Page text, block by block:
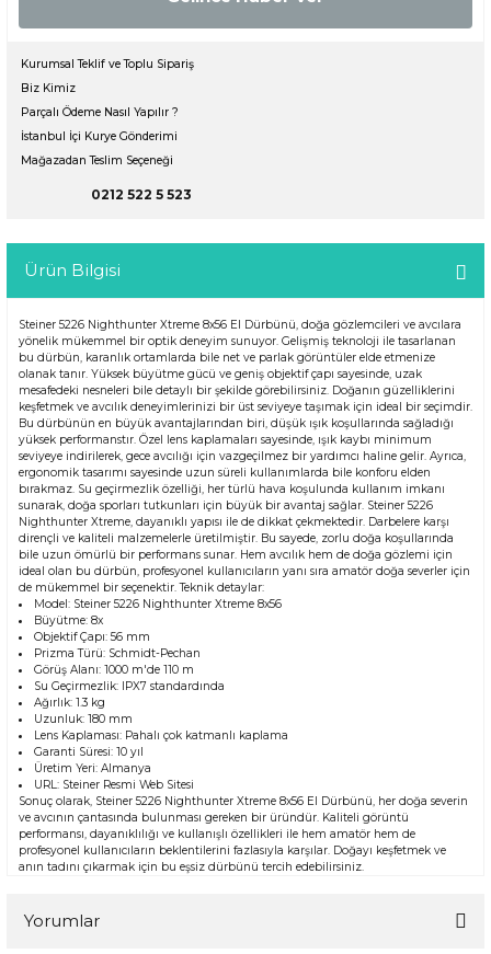
Kurumsal Teklif ve Toplu Sipariş
Biz Kimiz
Parçalı Ödeme Nasıl Yapılır ?
İstanbul İçi Kurye Gönderimi
Mağazadan Teslim Seçeneği
0212 522 5 523
Ürün Bilgisi
Steiner 5226 Nighthunter Xtreme 8x56 El Dürbünü, doğa gözlemcileri ve avcılara
yönelik mükemmel bir optik deneyim sunuyor. Gelişmiş teknoloji ile tasarlanan
bu dürbün, karanlık ortamlarda bile net ve parlak görüntüler elde etmenize
olanak tanır. Yüksek büyütme gücü ve geniş objektif çapı sayesinde, uzak
mesafedeki nesneleri bile detaylı bir şekilde görebilirsiniz. Doğanın güzelliklerini
keşfetmek ve avcılık deneyimlerinizi bir üst seviyeye taşımak için ideal bir seçimdir.
Bu dürbünün en büyük avantajlarından biri, düşük ışık koşullarında sağladığı
yüksek performanstır. Özel lens kaplamaları sayesinde, ışık kaybı minimum
seviyeye indirilerek, gece avcılığı için vazgeçilmez bir yardımcı haline gelir. Ayrıca,
ergonomik tasarımı sayesinde uzun süreli kullanımlarda bile konforu elden
bırakmaz. Su geçirmezlik özelliği, her türlü hava koşulunda kullanım imkanı
sunarak, doğa sporları tutkunları için büyük bir avantaj sağlar. Steiner 5226
Nighthunter Xtreme, dayanıklı yapısı ile de dikkat çekmektedir. Darbelere karşı
dirençli ve kaliteli malzemelerle üretilmiştir. Bu sayede, zorlu doğa koşullarında
bile uzun ömürlü bir performans sunar. Hem avcılık hem de doğa gözlemi için
ideal olan bu dürbün, profesyonel kullanıcıların yanı sıra amatör doğa severler için
de mükemmel bir seçenektir. Teknik detaylar:
Model: Steiner 5226 Nighthunter Xtreme 8x56
Büyütme: 8x
Objektif Çapı: 56 mm
Prizma Türü: Schmidt-Pechan
Görüş Alanı: 1000 m'de 110 m
Su Geçirmezlik: IPX7 standardında
Ağırlık: 1.3 kg
Uzunluk: 180 mm
Lens Kaplaması: Pahalı çok katmanlı kaplama
Garanti Süresi: 10 yıl
Üretim Yeri: Almanya
URL: Steiner Resmi Web Sitesi
Sonuç olarak, Steiner 5226 Nighthunter Xtreme 8x56 El Dürbünü, her doğa severin
ve avcının çantasında bulunması gereken bir üründür. Kaliteli görüntü
performansı, dayanıklılığı ve kullanışlı özellikleri ile hem amatör hem de
profesyonel kullanıcıların beklentilerini fazlasıyla karşılar. Doğayı keşfetmek ve
anın tadını çıkarmak için bu eşsiz dürbünü tercih edebilirsiniz.
Yorumlar